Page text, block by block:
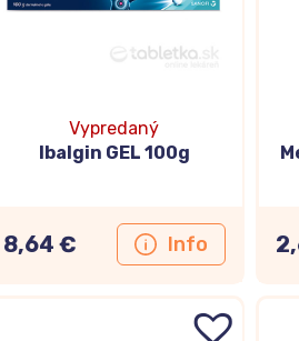
Vypredaný
Ibalgin GEL 100g
8,64 € Info